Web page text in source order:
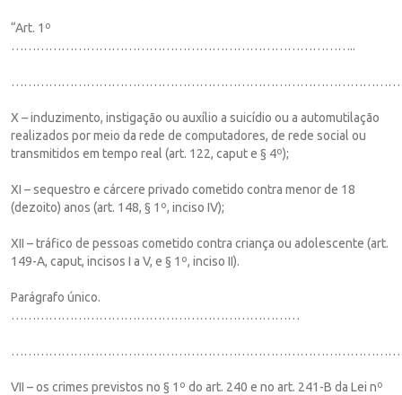
“Art. 1º
………………………………………………………………………..
X – induzimento, instigação ou auxílio a suicídio ou a automutilação
realizados por meio da rede de computadores, de rede social ou
transmitidos em tempo real (art. 122, caput e § 4º);
XI – sequestro e cárcere privado cometido contra menor de 18
(dezoito) anos (art. 148, § 1º, inciso IV);
XII – tráfico de pessoas cometido contra criança ou adolescente (art.
149-A, caput, incisos I a V, e § 1º, inciso II).
Parágrafo único.
……………………………………………………………
VII – os crimes previstos no § 1º do art. 240 e no art. 241-B da Lei nº